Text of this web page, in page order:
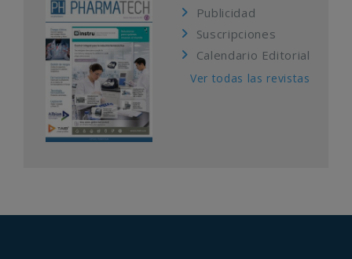
Publicidad
Suscripciones
Calendario Editorial
Ver todas las revistas